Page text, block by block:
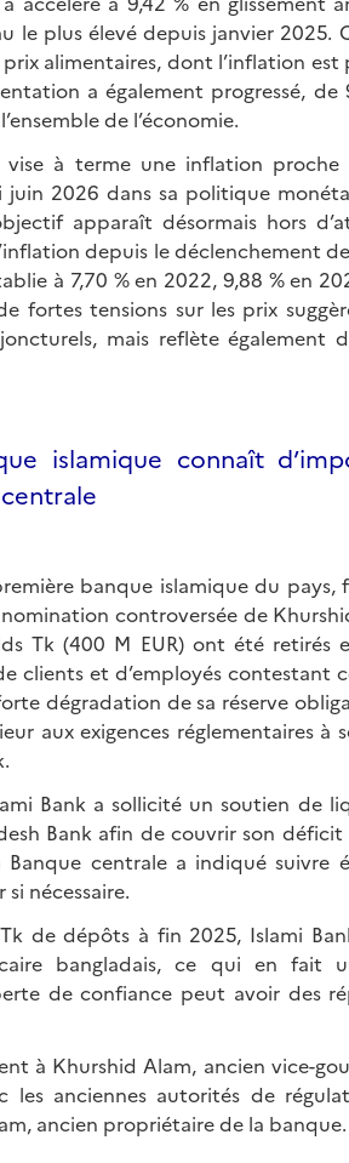
le plus élevé depuis janvier 2025.
alimentaires, dont l’inflation est
a également progressé,
de l’économie.
vise à terme une inflation
juin 2026 dans sa politique
apparaît désormais hors
depuis le déclenchement
à 7,70 % en 2022, 9,88 % en
fortes tensions sur les prix
mais reflète également
islamique connaît
banque islamique du
controversée de
Tk (400 M EUR) ont été retirés
clients et d’employés
dégradation de sa réserve
aux exigences réglementaires
Bank a sollicité un soutien de
Bank afin de couvrir son
centrale a indiqué suivre
nécessaire.
de dépôts à fin 2025, Islami
bangladais, ce qui en fait
de confiance peut avoir des
à Khurshid Alam, ancien vice-
les anciennes autorités de
ancien propriétaire de la banque.